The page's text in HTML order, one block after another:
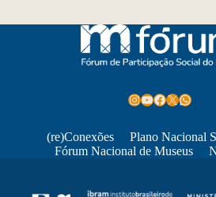
Instagram
Youtube
Facebook
X
(re)Conexões
Plano Nacional
Fórum Nacional de Museus